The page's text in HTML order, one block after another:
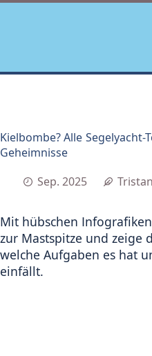
Zum
Kielbombe? Alle Segelyacht-
Geheimnisse
Sep. 2025
Tristan
Mit hübschen
zur Mastspitze und zeige
welche Aufgaben es hat
einfällt.